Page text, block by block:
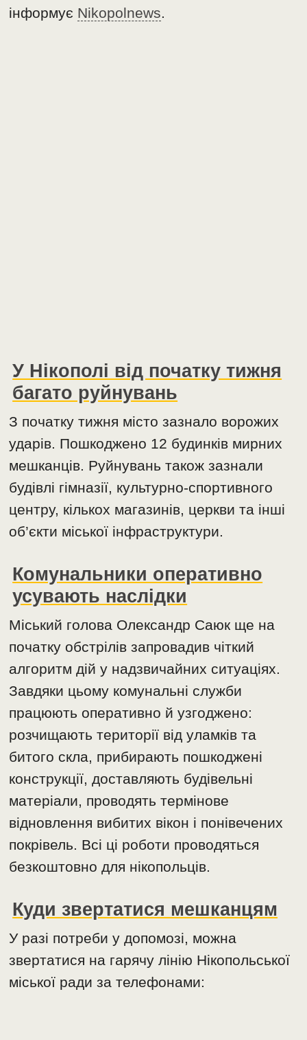
інформує Nikopolnews.
У Нікополі від початку тижня
багато руйнувань
З початку тижня місто зазнало ворожих
ударів. Пошкоджено 12 будинків мирних
мешканців. Руйнувань також зазнали
будівлі гімназії, культурно-спортивного
центру, кількох магазинів, церкви та інші
об’єкти міської інфраструктури.
Комунальники оперативно
усувають наслідки
Міський голова Олександр Саюк ще на
початку обстрілів запровадив чіткий
алгоритм дій у надзвичайних ситуаціях.
Завдяки цьому комунальні служби
працюють оперативно й узгоджено:
розчищають території від уламків та
битого скла, прибирають пошкоджені
конструкції, доставляють будівельні
матеріали, проводять термінове
відновлення вибитих вікон і понівечених
покрівель. Всі ці роботи проводяться
безкоштовно для нікопольців.
Куди звертатися мешканцям
У разі потреби у допомозі, можна
звертатися на гарячу лінію Нікопольської
міської ради за телефонами: